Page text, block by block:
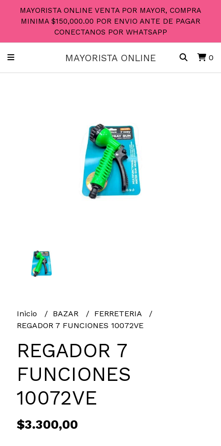
MAYORISTA ONLINE VENTA POR MAYOR, COMPRA
MINIMA $150,000.00 POR ENVIO ANTE DE PAGAR
CONECTANOS POR WHATSAPP
MAYORISTA ONLINE 0
Inicio BAZAR
FERRETERIA
REGADOR 7 FUNCIONES 10072VE
REGADOR 7
FUNCIONES
10072VE
$3.300,00